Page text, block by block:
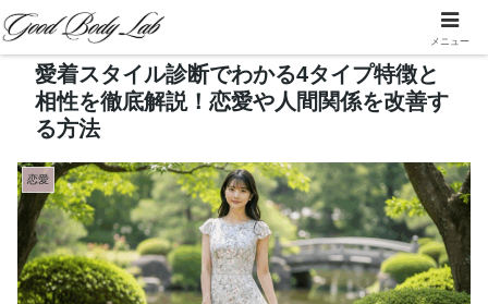
愛着スタイル診断でわかる4タイプ特徴と
相性を徹底解説！恋愛や人間関係を改善す
る方法
恋愛
メニュー